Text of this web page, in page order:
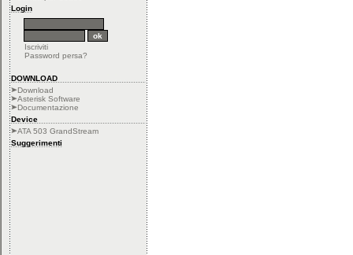
Login
Iscriviti
Password persa?
DOWNLOAD
Download
Asterisk Software
Documentazione
Device
ATA 503 GrandStream
Suggerimenti